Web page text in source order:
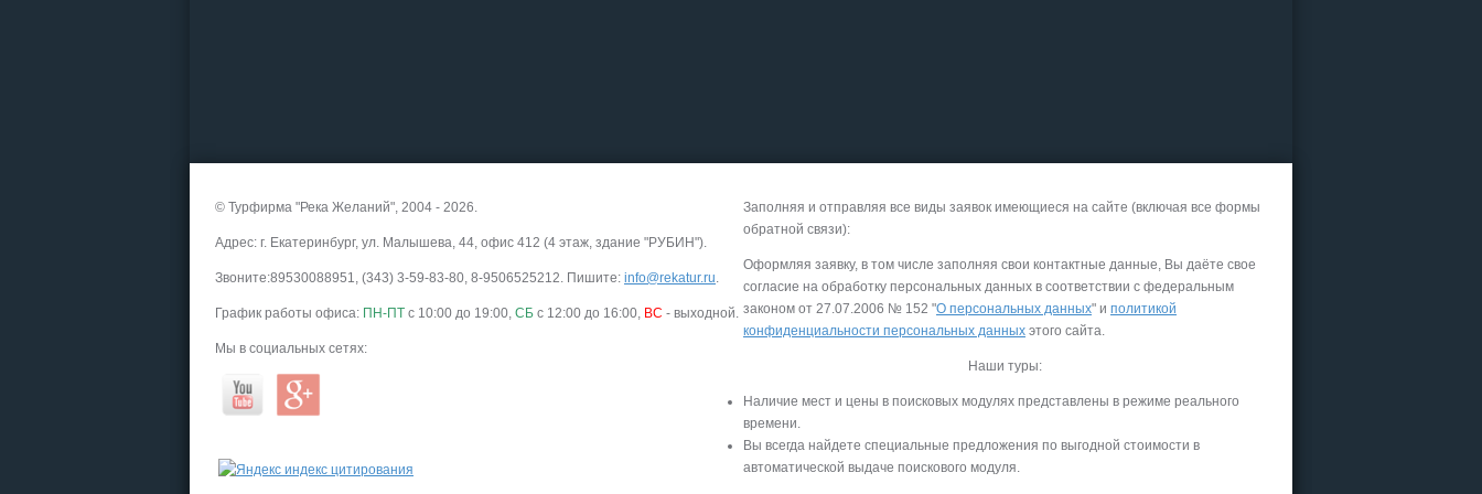
© Турфирма "Река Желаний", 2004 - 2026.
Адрес: г. Екатеринбург, ул. Малышева, 44, офис 412 (4 этаж, здание "РУБИН").
Звоните:89530088951, (343) 3-59-83-80, 8-9506525212. Пишите: info@rekatur.ru
График работы офиса: ПН-ПТ с 10:00 до 19:00, СБ с 12:00 до 16:00, ВС - выходной.
Мы в социальных сетях:
Заполняя и отправляя все виды заявок имеющиеся на сайте (включая все формы
обратной связи):
Оформляя заявку, в том числе заполняя свои контактные данные, Вы даёте свое
согласие на обработку персональных данных в соответствии с федеральным
законом от 27.07.2006 № 152 "О персональных данных" и политикой
конфиденциальности персональных данных этого сайта.
Наши туры:
Наличие мест и цены в поисковых модулях представлены в режиме реального
времени.
Вы всегда найдете специальные предложения по выгодной стоимости в
автоматической выдаче поискового модуля.